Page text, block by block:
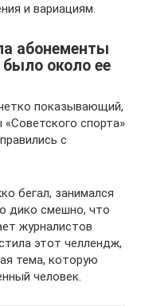
и вариациям.
абонементы
около ее
показывающий,
спорта»
с
бегал, занимался
дико смешно, что
журналистов
этот челлендж,
тема, которую
человек.